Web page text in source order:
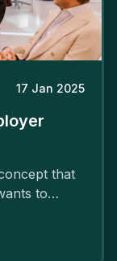
17 Jan 2025
that
to
clear, you